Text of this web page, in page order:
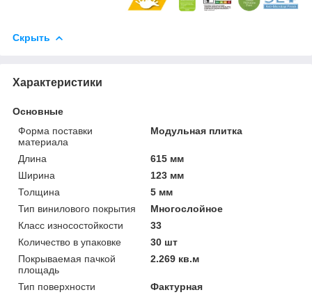
Скрыть
Характеристики
Основные
Форма поставки
материала
Модульная плитка
Длина
615 мм
Ширина
123 мм
Толщина
5 мм
Тип винилового покрытия
Многослойное
Класс износостойкости
33
Количество в упаковке
30 шт
Покрываемая пачкой
площадь
2.269 кв.м
Тип поверхности
Фактурная